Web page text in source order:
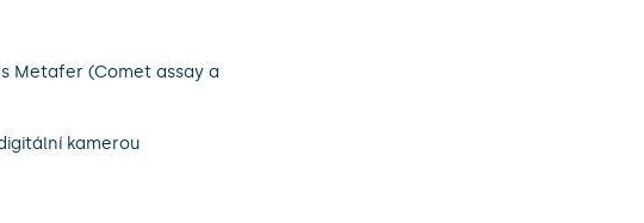
Metafer (Comet assay a
kamerou